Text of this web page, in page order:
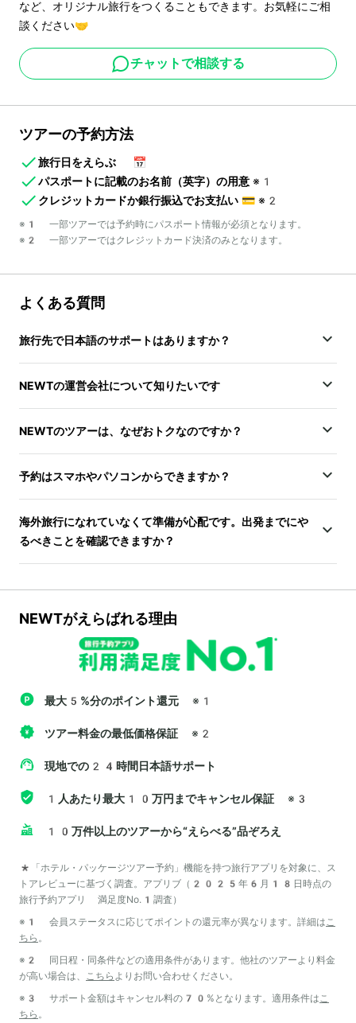
など、オリジナル旅行をつくることもできます。お気軽にご相
談ください🤝
チャットで相談する
ツアーの予約方法
旅行日をえらぶ
📅
パスポートに記載のお名前（英字）の用意 ※1
クレジットカードか銀行振込でお支払い 💳 ※2
※1 一部ツアーでは予約時にパスポート情報が必須となります。
※2 一部ツアーではクレジットカード決済のみとなります。
よくある質問
旅行先で日本語のサポートはありますか？
NEWTの運営会社について知りたいです
NEWTのツアーは、なぜおトクなのですか？
予約はスマホやパソコンからできますか？
海外旅行になれていなくて準備が心配です。出発までにや
るべきことを確認できますか？
NEWTがえらばれる理由
最大5%分のポイント還元 ※1
ツアー料金の最低価格保証 ※2
現地での24時間日本語サポート
1人あたり最大10万円までキャンセル保証 ※3
10万件以上のツアーから“えらべる”品ぞろえ
*「ホテル・パッケージツアー予約」機能を持つ旅行アプリを対象に、ス
トアレビューに基づく調査。アプリブ（2025年6月18日時点の
旅行予約アプリ 満足度No.1調査）
※1 会員ステータスに応じてポイントの還元率が異なります。詳細はこ
ちら 。
※2 同日程・同条件などの適用条件があります。他社のツアーより料金
が高い場合は、 こちら よりお問い合わせください。
※3 サポート金額はキャンセル料の70%となります。適用条件はこ
ちら 。